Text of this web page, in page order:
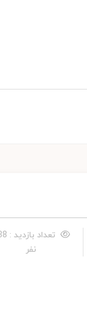
تعداد بازدید : 988
نفر